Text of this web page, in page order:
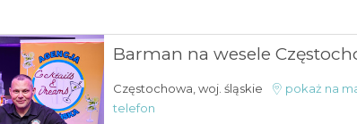
Barman na wesele
Częstochowa, woj. śląskie pokaż na
telefon